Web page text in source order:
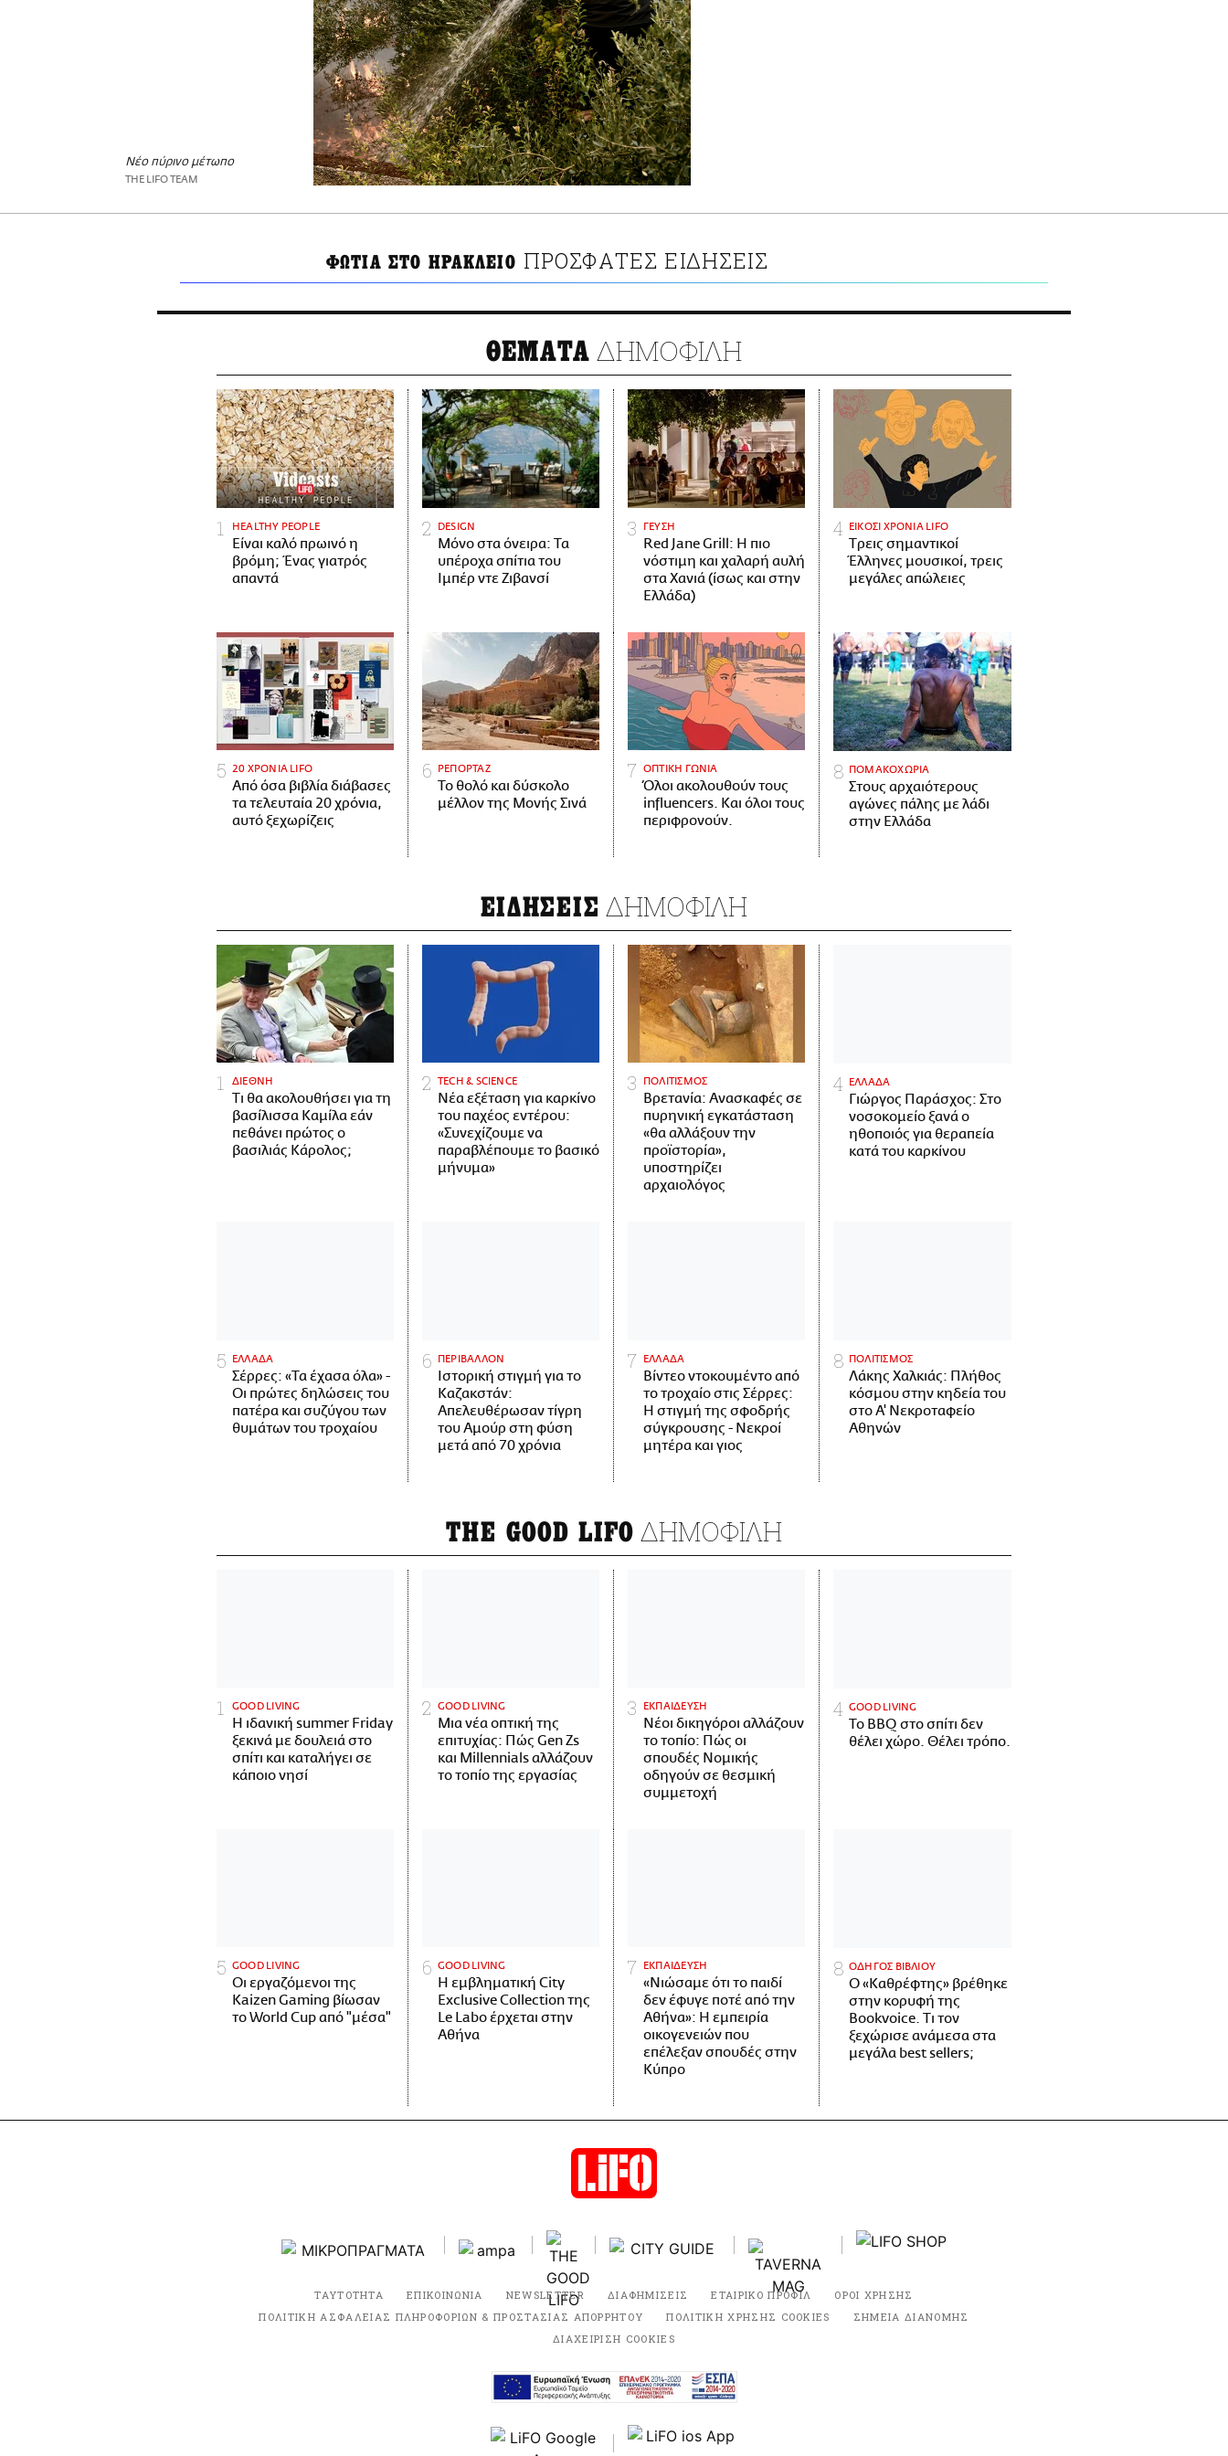
Νέο πύρινο μέτωπο
THE LIFO TEAM
ΦΩΤΙΑ ΣΤΟ ΗΡΑΚΛΕΙΟ ΠΡΟΣΦΑΤΕΣ ΕΙΔΗΣΕΙΣ
ΘΕΜΑΤΑ ΔΗΜΟΦΙΛΗ
HEALTHY PEOPLE
Είναι καλό πρωινό η
βρόμη; Ένας γιατρός
απαντά
DESIGN
Μόνο στα όνειρα: Τα
υπέροχα σπίτια του
Ιμπέρ ντε Ζιβανσί
ΓΕΥΣΗ
Red Jane Grill: Η πιο
νόστιμη και χαλαρή αυλή
στα Χανιά (ίσως και στην
Ελλάδα)
ΕΙΚΟΣΙ ΧΡΟΝΙΑ LIFO
Tρεις σημαντικοί
Έλληνες μουσικοί, τρεις
μεγάλες απώλειες
20 ΧΡΟΝΙΑ LIFO
Από όσα βιβλία διάβασες
τα τελευταία 20 χρόνια,
αυτό ξεχωρίζεις
ΡΕΠΟΡΤΑΖ
Το θολό και δύσκολο
μέλλον της Μονής Σινά
ΟΠΤΙΚΗ ΓΩΝΙΑ
Όλοι ακολουθούν τους
influencers. Και όλοι τους
περιφρονούν.
ΠΟΜΑΚΟΧΩΡΙΑ
Στους αρχαιότερους
αγώνες πάλης με λάδι
στην Ελλάδα
ΕΙΔΗΣΕΙΣ ΔΗΜΟΦΙΛΗ
ΔΙΕΘΝΗ
Τι θα ακολουθήσει για τη
βασίλισσα Καμίλα εάν
πεθάνει πρώτος ο
βασιλιάς Κάρολος;
ΤECH & SCIENCE
Νέα εξέταση για καρκίνο
του παχέος εντέρου:
«Συνεχίζουμε να
παραβλέπουμε το βασικό
μήνυμα»
ΠΟΛΙΤΙΣΜΟΣ
Βρετανία: Ανασκαφές σε
πυρηνική εγκατάσταση
«θα αλλάξουν την
προϊστορία»,
υποστηρίζει
αρχαιολόγος
ΕΛΛΑΔΑ
Γιώργος Παράσχος: Στο
νοσοκομείο ξανά ο
ηθοποιός για θεραπεία
κατά του καρκίνου
ΕΛΛΑΔΑ
Σέρρες: «Τα έχασα όλα» -
Οι πρώτες δηλώσεις του
πατέρα και συζύγου των
θυμάτων του τροχαίου
ΠΕΡΙΒΑΛΛΟΝ
Ιστορική στιγμή για το
Καζακστάν:
Απελευθέρωσαν τίγρη
του Αμούρ στη φύση
μετά από 70 χρόνια
ΕΛΛΑΔΑ
Βίντεο ντοκουμέντο από
το τροχαίο στις Σέρρες:
Η στιγμή της σφοδρής
σύγκρουσης - Νεκροί
μητέρα και γιος
ΠΟΛΙΤΙΣΜΟΣ
Λάκης Χαλκιάς: Πλήθος
κόσμου στην κηδεία του
στο Α' Νεκροταφείο
Αθηνών
THE GOOD LIFO ΔΗΜΟΦΙΛΗ
GOOD LIVING
Η ιδανική summer Friday
ξεκινά με δουλειά στο
σπίτι και καταλήγει σε
κάποιο νησί
GOOD LIVING
Μια νέα οπτική της
επιτυχίας: Πώς Gen Zs
και Millennials αλλάζουν
το τοπίο της εργασίας
ΕΚΠΑΙΔΕΥΣΗ
Νέοι δικηγόροι αλλάζουν
το τοπίο: Πώς οι
σπουδές Νομικής
οδηγούν σε θεσμική
συμμετοχή
GOOD LIVING
Το BBQ στο σπίτι δεν
θέλει χώρο. Θέλει τρόπο.
GOOD LIVING
Οι εργαζόμενοι της
Kaizen Gaming βίωσαν
το World Cup από "μέσα"
GOOD LIVING
Η εμβληματική City
Exclusive Collection της
Le Labo έρχεται στην
Αθήνα
ΕΚΠΑΙΔΕΥΣΗ
«Νιώσαμε ότι το παιδί
δεν έφυγε ποτέ από την
Αθήνα»: Η εμπειρία
οικογενειών που
επέλεξαν σπουδές στην
Κύπρο
ΟΔΗΓΟΣ ΒΙΒΛΙΟΥ
Ο «Καθρέφτης» βρέθηκε
στην κορυφή της
Bookvoice. Τι τον
ξεχώρισε ανάμεσα στα
μεγάλα best sellers;
ΤΑΥΤΟΤΗΤΑ ΕΠΙΚΟΙΝΩΝΙΑ NEWSLETTER ΔΙΑΦΗΜΙΣΕΙΣ ΕΤΑΙΡΙΚΟ ΠΡΟΦΙΛ
ΟΡΟΙ ΧΡΗΣΗΣ
ΠΟΛΙΤΙΚΗ ΑΣΦΑΛΕΙΑΣ ΠΛΗΡΟΦΟΡΙΩΝ & ΠΡΟΣΤΑΣΙΑΣ ΑΠΟΡΡΗΤΟΥ
ΠΟΛΙΤΙΚΗ ΧΡΗΣΗΣ COOKIES
ΣΗΜΕΙΑ ΔΙΑΝΟΜΗΣ
ΔΙΑΧΕΙΡΙΣΗ COOKIES